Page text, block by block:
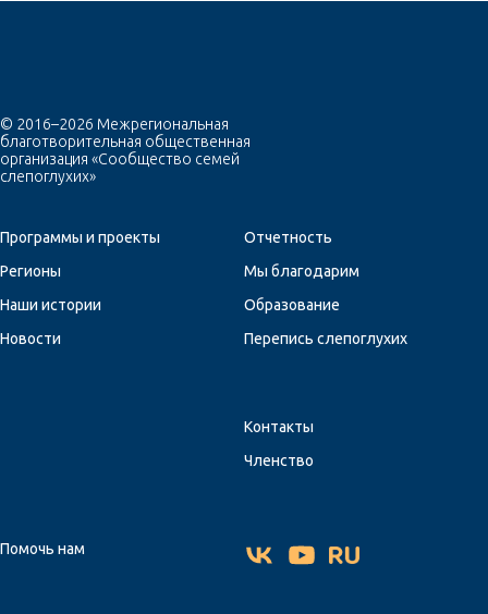
© 2016–2026 Межрегиональная
благотворительная общественная
организация «Сообщество семей
слепоглухих»
Программы и проекты
Регионы
Наши истории
Новости
Отчетность
Мы благодарим
Образование
Перепись слепоглухих
Контакты
Членство
Помочь нам